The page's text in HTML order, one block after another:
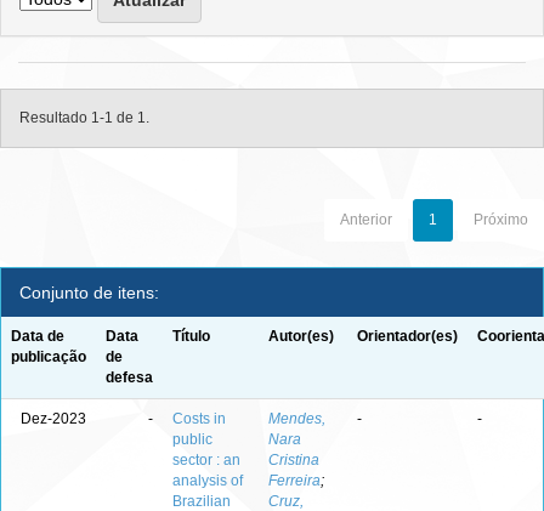
Resultado 1-1 de 1.
Anterior 1 Próximo
Conjunto de itens:
Data de
publicação
Data
de
defesa
Título Autor(es) Orientador(es)
Dez-2023 -
Costs in
public
sector : an
analysis of
Brazilian
Mendes,
Nara
Cristina
Ferreira;
Cruz,
- -